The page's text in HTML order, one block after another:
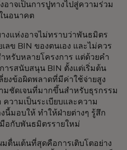
อาจเป็นการปูทางไปสู่ความร่วม
นอนาคต
งแห่งอาจไม่ทราบว่าพันธมิตร
ลข BIN ของตนเอง และไม่ควร
หรับหลายโครงการ แต่ด้วยคำ
ารสนับสนุน BIN ตั้งแต่เริ่มต้น
ยงข้อผิดพลาดที่มีค่าใช้จ่ายสูง
มชัดเจนที่มากขึ้นสำหรับธุรกรรม
วามเป็นระเบียบและความ
นี้มอบให้ ทำให้ฝ่ายต่างๆ รู้สึก
อกับพันธมิตรรายใหม่
มตื่นเต้นที่สุดคือการเติบโตอย่าง